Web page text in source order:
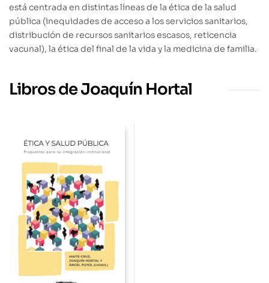
está centrada en distintas líneas de la ética de la salud
pública (inequidades de acceso a los servicios sanitarios,
distribución de recursos sanitarios escasos, reticencia
vacunal), la ética del final de la vida y la medicina de familia.
Libros de Joaquín Hortal